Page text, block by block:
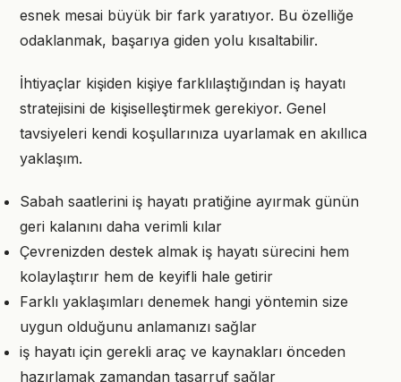
esnek mesai büyük bir fark yaratıyor. Bu özelliğe
odaklanmak, başarıya giden yolu kısaltabilir.
İhtiyaçlar kişiden kişiye farklılaştığından iş hayatı
stratejisini de kişiselleştirmek gerekiyor. Genel
tavsiyeleri kendi koşullarınıza uyarlamak en akıllıca
yaklaşım.
Sabah saatlerini iş hayatı pratiğine ayırmak günün
geri kalanını daha verimli kılar
Çevrenizden destek almak iş hayatı sürecini hem
kolaylaştırır hem de keyifli hale getirir
Farklı yaklaşımları denemek hangi yöntemin size
uygun olduğunu anlamanızı sağlar
iş hayatı için gerekli araç ve kaynakları önceden
hazırlamak zamandan tasarruf sağlar